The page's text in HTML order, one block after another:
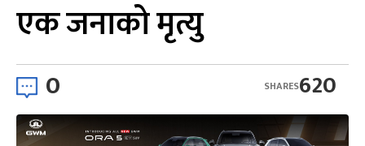
एक जनाको मृत्यु
0 620
SHARES